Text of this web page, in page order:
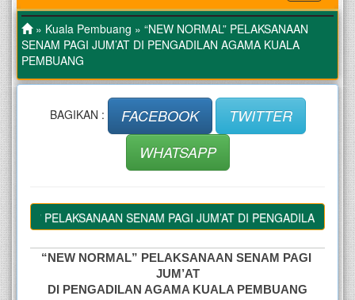
» Kuala Pembuang » “NEW NORMAL” PELAKSANAAN
SENAM PAGI JUM’AT DI PENGADILAN AGAMA KUALA
PEMBUANG
BAGIKAN : FACEBOOK
TWITTER
WHATSAPP
PELAKSANAAN SENAM PAGI JUM’AT DI PENGADILAN AGAMA
“NEW NORMAL” PELAKSANAAN SENAM PAGI
JUM’AT
DI PENGADILAN AGAMA KUALA PEMBUANG